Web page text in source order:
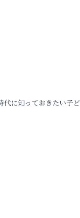
代に知っておきたい子